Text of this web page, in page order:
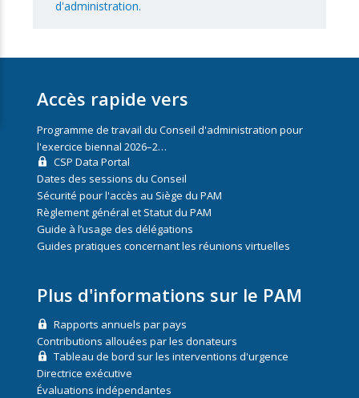
d'administration.
Accès rapide vers
Programme de travail du Conseil d'administration pour
l'exercice biennal 2026–2…
CSP Data Portal
Dates des sessions du Conseil
Sécurité pour l'accès au Siège du PAM
Règlement général et Statut du PAM
Guide à l’usage des délégations
Guides pratiques concernant les réunions virtuelles
Plus d'informations sur le PAM
Rapports annuels par pays
Contributions allouées par les donateurs
Tableau de bord sur les interventions d'urgence
Directrice exécutive
Évaluations indépendantes